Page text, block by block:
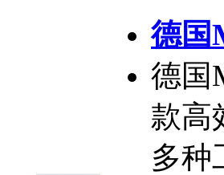
德国
德国
款高
多种